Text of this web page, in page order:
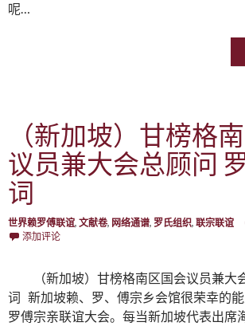
呢…
（新加坡）甘榜格
议员兼大会总顾问
词
世界赖罗傅联谊, 文献卷, 网络通谱, 罗氏组织, 联宗联谊
添加评论
（新加坡）甘榜格南区国会议员兼大
词 新加坡赖、罗、傅宗乡会馆很荣幸的
罗傅宗亲联谊大会。每当新加坡代表出席